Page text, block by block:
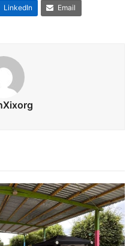
LinkedIn Email